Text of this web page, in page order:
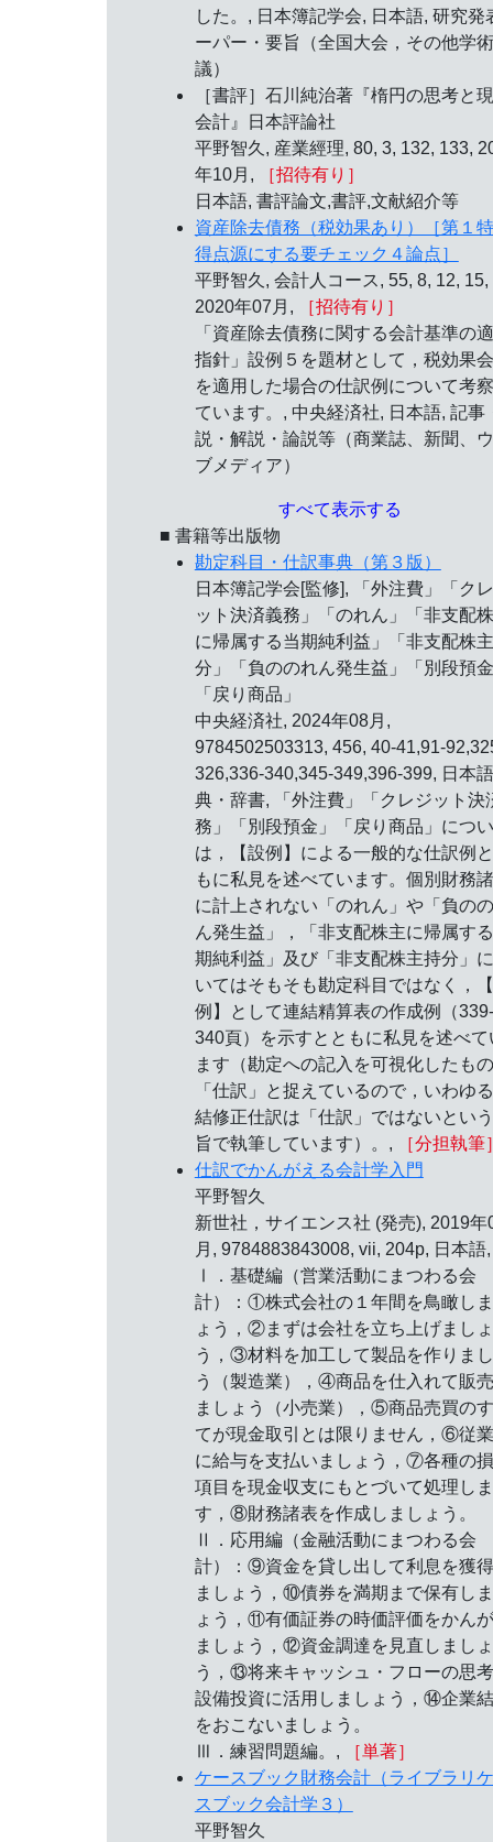
した。, 日本簿記学会, 日本語, 研究発
ーパー・要旨（全国大会，その他学
議）
［書評］石川純治著『楕円の思考と
会計』日本評論社
平野智久, 産業經理, 80, 3, 132, 133,
年10月,
［招待有り］
日本語, 書評論文,書評,文献紹介等
資産除去債務（税効果あり）［第１
得点源にする要チェック４論点］
平野智久, 会計人コース, 55, 8, 12, 15,
2020年07月,
［招待有り］
「資産除去債務に関する会計基準の
指針」設例５を題材として，税効果
を適用した場合の仕訳例について考
ています。, 中央経済社, 日本語, 記事
説・解説・論説等（商業誌、新聞、
ブメディア）
すべて表示する
■ 書籍等出版物
勘定科目・仕訳事典（第３版）
日本簿記学会[監修], 「外注費」「ク
ット決済義務」「のれん」「非支配
に帰属する当期純利益」「非支配株
分」「負ののれん発生益」「別段預
「戻り商品」
中央経済社, 2024年08月,
9784502503313, 456, 40-41,91-
326,336-340,345-349,396-399, 日本
典・辞書, 「外注費」「クレジット決
務」「別段預金」「戻り商品」につ
は，【設例】による一般的な仕訳例
もに私見を述べています。個別財務
に計上されない「のれん」や「負の
ん発生益」，「非支配株主に帰属す
期純利益」及び「非支配株主持分」
いてはそもそも勘定科目ではなく，
例】として連結精算表の作成例（339-
340頁）を示すとともに私見を述べて
ます（勘定への記入を可視化したも
「仕訳」と捉えているので，いわゆ
結修正仕訳は「仕訳」ではないとい
旨で執筆しています）。,
［分担執筆
仕訳でかんがえる会計学入門
平野智久
新世社，サイエンス社 (発売), 2019年
月, 9784883843008, vii, 204p, 日本語,
Ⅰ．基礎編（営業活動にまつわる会
計）：①株式会社の１年間を鳥瞰し
ょう，②まずは会社を立ち上げましょ
う，③材料を加工して製品を作りま
う（製造業），④商品を仕入れて販
ましょう（小売業），⑤商品売買の
てが現金取引とは限りません，⑥従
に給与を支払いましょう，⑦各種の
項目を現金収支にもとづいて処理しま
す，⑧財務諸表を作成しましょう。
Ⅱ．応用編（金融活動にまつわる会
計）：⑨資金を貸し出して利息を獲
ましょう，⑩債券を満期まで保有し
ょう，⑪有価証券の時価評価をかん
ましょう，⑫資金調達を見直しましょ
う，⑬将来キャッシュ・フローの思
設備投資に活用しましょう，⑭企業
をおこないましょう。
Ⅲ．練習問題編。,
［単著］
ケースブック財務会計（ライブラリ
スブック会計学３）
平野智久